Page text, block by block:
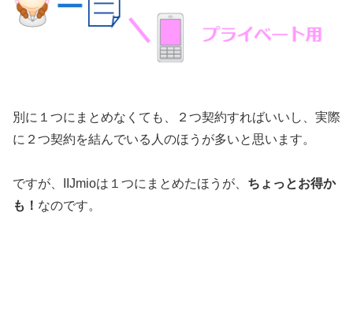
別に１つにまとめなくても、２つ契約すればいいし、実際
に２つ契約を結んでいる人のほうが多いと思います。
ですが、IIJmioは１つにまとめたほうが、 ちょっとお得か
も！ なのです。